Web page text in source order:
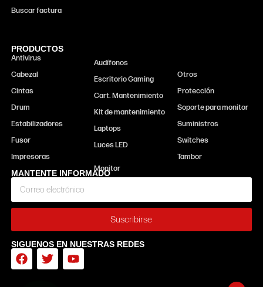
Buscar factura
PRODUCTOS
Antivirus
Cabezal
Cintas
Drum
Estabilizadores
Fusor
Impresoras
Audífonos
Escritorio Gaming
Cart. Mantenimiento
Kit de mantenimiento
Laptops
Luces LED
Otros
Protección
Soporte para monitor
Suministros
Switches
Tambor
MANTENTE INFORMADO
Suscribirse
SIGUENOS EN NUESTRAS REDES